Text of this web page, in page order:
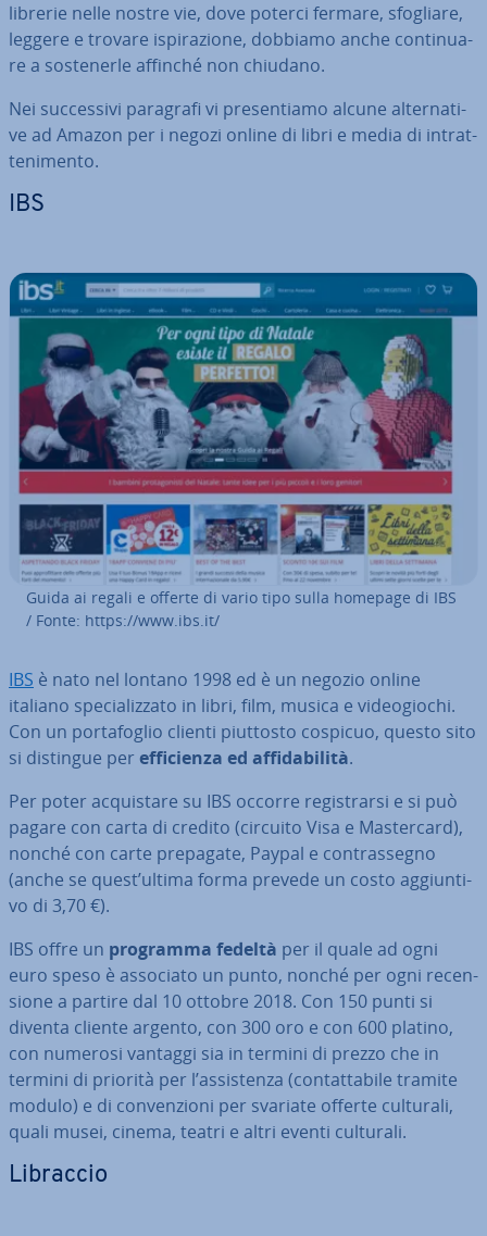
librerie nelle nostre vie, dove poterci fermare, sfogliare,
leggere e trovare ispi­ra­zio­ne, dobbiamo anche con­ti­nua­
re a so­ste­ner­le affinché non chiudano.
Nei suc­ces­si­vi paragrafi vi pre­sen­tia­mo alcune al­ter­na­ti­
ve ad Amazon per i negozi online di libri e media di in­trat­
te­ni­men­to.
IBS
Guida ai regali e offerte di vario tipo sulla homepage di IBS
/ Fonte: https://www.ibs.it/
IBS è nato nel lontano 1998 ed è un negozio online
italiano spe­cia­liz­za­to in libri, film, musica e vi­deo­gio­chi.
Con un por­ta­fo­glio clienti piuttosto cospicuo, questo sito
si distingue per ef­fi­cien­za ed af­fi­da­bi­li­tà.
Per poter ac­qui­sta­re su IBS occorre re­gi­strar­si e si può
pagare con carta di credito (circuito Visa e Ma­ster­card),
nonché con carte prepagate, Paypal e con­tras­se­gno
(anche se quest’ultima forma prevede un costo ag­giun­ti­
vo di 3,70 €).
IBS offre un programma fedeltà per il quale ad ogni
euro speso è associato un punto, nonché per ogni re­cen­
sio­ne a partire dal 10 ottobre 2018. Con 150 punti si
diventa cliente argento, con 300 oro e con 600 platino,
con numerosi vantaggi sia in termini di prezzo che in
termini di priorità per l’as­si­sten­za (con­tat­ta­bi­le tramite
modulo) e di con­ven­zio­ni per svariate offerte culturali,
quali musei, cinema, teatri e altri eventi culturali.
Libraccio